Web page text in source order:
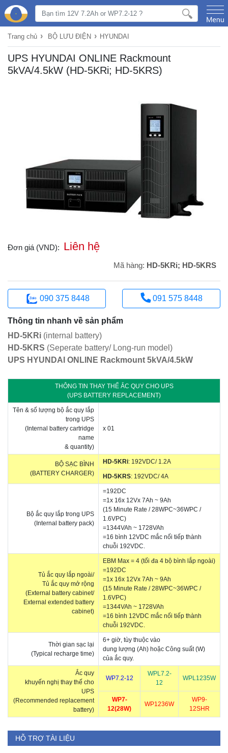
Trang chủ › BỘ LƯU ĐIỆN › HYUNDAI
UPS HYUNDAI ONLINE Rackmount
5kVA/4.5kW (HD-5KRi; HD-5KRS)
Đơn giá (VND): Liên hệ
Mã hàng: HD-5KRi; HD-5KRS
090 375 8448 091 575 8448
Thông tin nhanh về sản phẩm
HD-5KRi (internal battery)
HD-5KRS (Seperate battery/ Long-run model)
UPS HYUNDAI ONLINE Rackmount 5kVA/4.5kW
THÔNG TIN THAY THẾ ẮC QUY CHO UPS
(UPS BATTERY REPLACEMENT)
Tên & số lượng bộ ắc quy lắp
trong UPS
(Internal battery cartridge
name
& quantity)
x 01
BỘ SẠC BÌNH
(BATTERY CHARGER)
HD-5KRi: 192VDC/ 1.2A
HD-5KRS: 192VDC/ 4A
Bộ ắc quy lắp trong UPS
(Internal battery pack)
=192DC
=1x 16x 12Vx 7Ah ~ 9Ah
(15 Minute Rate / 28WPC~36WPC /
1.6VPC)
=1344VAh ~ 1728VAh
=16 bình 12VDC mắc nối tiếp thành
chuỗi 192VDC.
Tủ ắc quy lắp ngoài/
Tủ ắc quy mở rộng
(External battery cabinet/
External extended battery
cabinet)
EBM Max = 4 (tối đa 4 bộ bình lắp ngoài)
=192DC
=1x 16x 12Vx 7Ah ~ 9Ah
(15 Minute Rate / 28WPC~36WPC /
1.6VPC)
=1344VAh ~ 1728VAh
=16 bình 12VDC mắc nối tiếp thành
chuỗi 192VDC.
Thời gian sạc lại
(Typical recharge time)
6+ giờ, tùy thuộc vào
dung lượng (Ah) hoặc Công suất (W)
của ắc quy.
Ắc quy
khuyến nghị thay thế cho
UPS
(Recommended replacement
battery)
WP7.2-12
WPL7.2-
12
WPL1235W
WP7-
12(28W)
WP1236W
WP9-
12SHR
HỖ TRỢ TÀI LIỆU